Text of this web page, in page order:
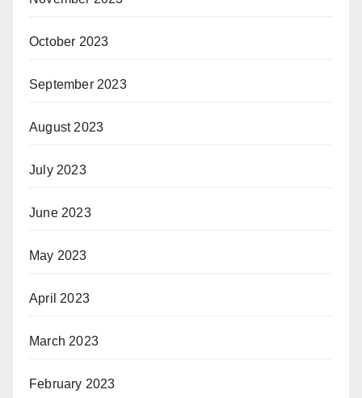
October 2023
September 2023
August 2023
July 2023
June 2023
May 2023
April 2023
March 2023
February 2023